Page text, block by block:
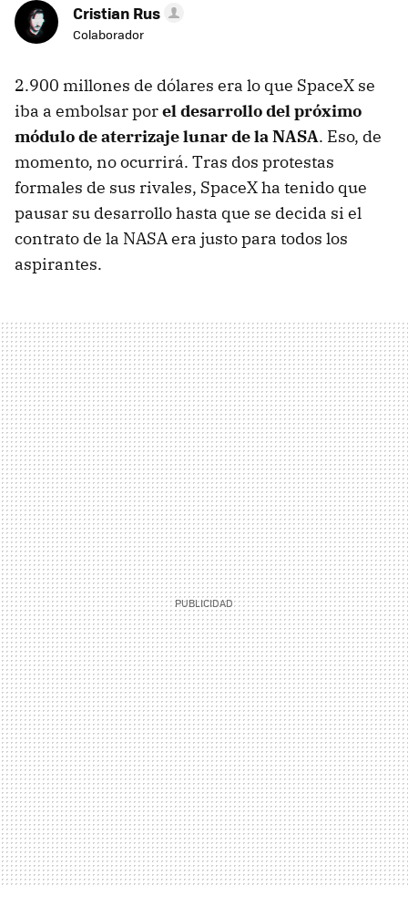
Cristian Rus
Colaborador
2.900 millones de dólares era lo que SpaceX se
iba a embolsar porel desarrollo del próximo
módulo de aterrizaje lunar de la NASA. Eso, de
momento, no ocurrirá. Tras dos protestas
formales de sus rivales, SpaceX ha tenido que
pausar su desarrollo hasta que se decida si el
contrato de la NASA era justo para todos los
aspirantes.